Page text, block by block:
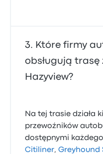
Które firmy
obsługują trasę
Hazyview?
Na tej trasie działa
przewoźników
dostępnymi
Citiliner,Greyhound